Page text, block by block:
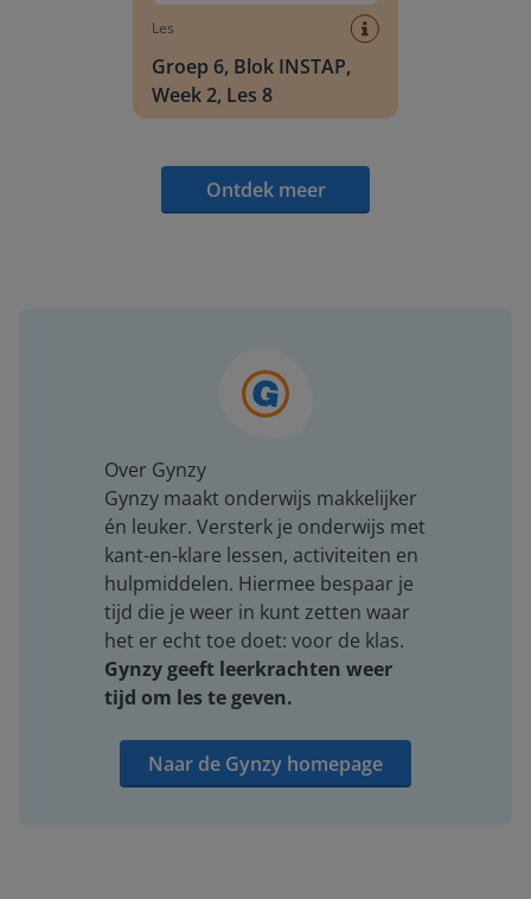
Les
Groep 6, Blok INSTAP,
Week 2, Les 8
Ontdek meer
Over Gynzy
Gynzy maakt onderwijs makkelijker
én leuker. Versterk je onderwijs met
kant-en-klare lessen, activiteiten en
hulpmiddelen. Hiermee bespaar je
tijd die je weer in kunt zetten waar
het er echt toe doet: voor de klas.
Gynzy geeft leerkrachten weer
tijd om les te geven.
Naar de Gynzy homepage